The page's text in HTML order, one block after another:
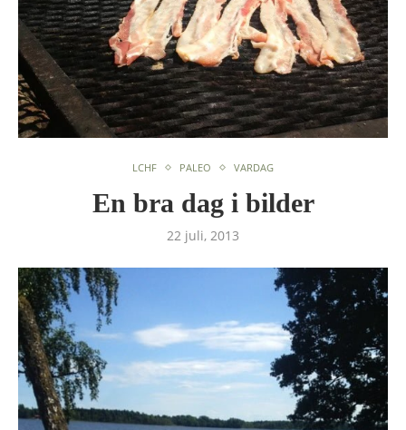
LCHF PALEO VARDAG
En bra dag i bilder
22 juli, 2013